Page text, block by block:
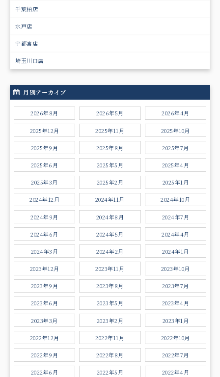
千葉柏店
水戸店
宇都宮店
埼玉川口店
月別アーカイブ
2026年8月 2026年5月 2026年4月
2025年12月 2025年11月 2025年10月
2025年9月 2025年8月 2025年7月
2025年6月 2025年5月 2025年4月
2025年3月 2025年2月 2025年1月
2024年12月 2024年11月 2024年10月
2024年9月 2024年8月 2024年7月
2024年6月 2024年5月 2024年4月
2024年3月 2024年2月 2024年1月
2023年12月 2023年11月 2023年10月
2023年9月 2023年8月 2023年7月
2023年6月 2023年5月 2023年4月
2023年3月 2023年2月 2023年1月
2022年12月 2022年11月 2022年10月
2022年9月 2022年8月 2022年7月
2022年6月 2022年5月 2022年4月